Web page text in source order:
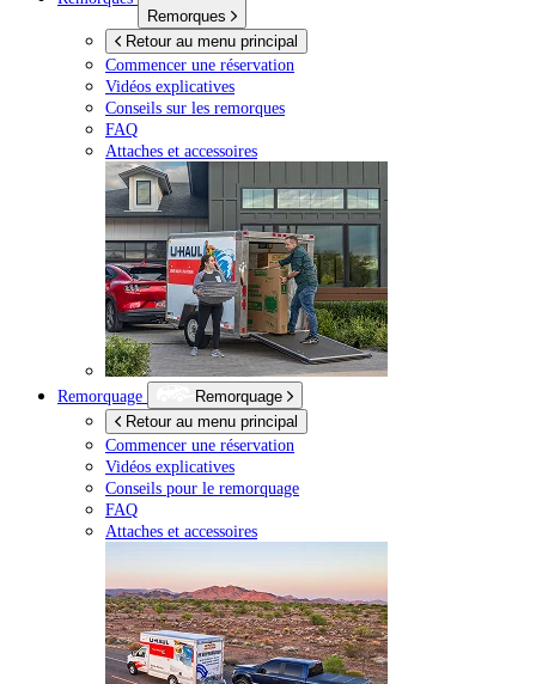
Remorques
Retour au menu principal
Commencer une réservation
Vidéos explicatives
Conseils sur les remorques
FAQ
Attaches et accessoires
Remorquage
Remorquage
Retour au menu principal
Commencer une réservation
Vidéos explicatives
Conseils pour le remorquage
FAQ
Attaches et accessoires